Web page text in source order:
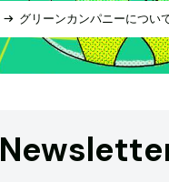
グリーンカンパニーについ